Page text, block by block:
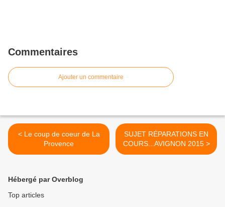
Commentaires
Ajouter un commentaire
< Le coup de coeur de La
Provence
SUJET RÉPARATIONS EN
COURS...AVIGNON 2015 >
Hébergé par Overblog
Top articles